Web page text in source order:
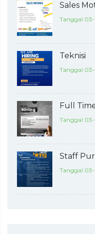
Sales
Tanggal
Teknisi
Tanggal
Full
Tanggal
Staff
Tanggal